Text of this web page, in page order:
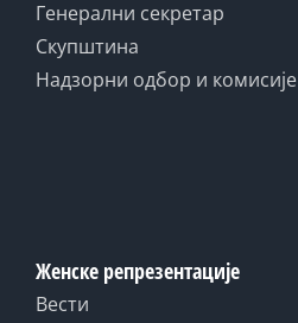
Генерални секретар
Скупштина
Надзорни одбор и комисије
Женске репрезентације
Вести